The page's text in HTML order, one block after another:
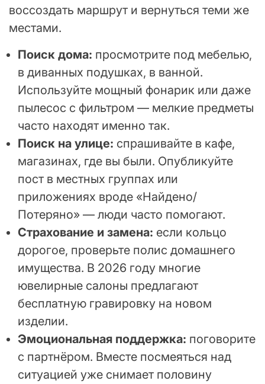
воссоздать маршрут и вернуться теми же
местами.
Поиск дома: просмотрите под мебелью,
в диванных подушках, в ванной.
Используйте мощный фонарик или даже
пылесос с фильтром — мелкие предметы
часто находят именно так.
Поиск на улице: спрашивайте в кафе,
магазинах, где вы были. Опубликуйте
пост в местных группах или
приложениях вроде «Найдено/
Потеряно» — люди часто помогают.
Страхование и замена: если кольцо
дорогое, проверьте полис домашнего
имущества. В 2026 году многие
ювелирные салоны предлагают
бесплатную гравировку на новом
изделии.
Эмоциональная поддержка: поговорите
с партнёром. Вместе посмеяться над
ситуацией уже снимает половину